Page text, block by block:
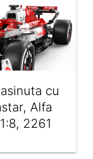
cu
Alfa
2261